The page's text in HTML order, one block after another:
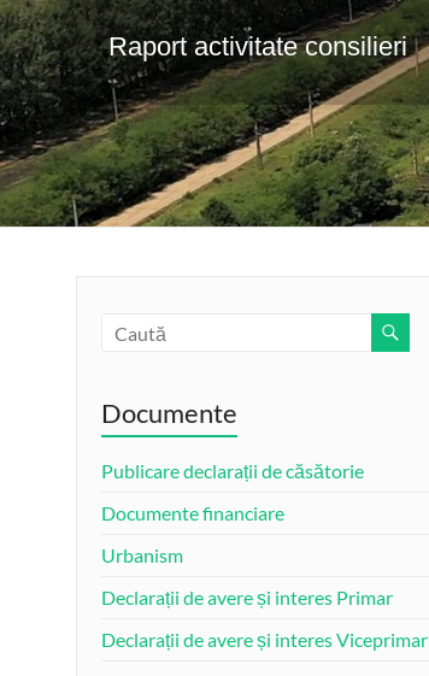
Raport activitate consilieri
Documente
Publicare declarații de căsătorie
Documente financiare
Urbanism
Declarații de avere și interes Primar
Declarații de avere și interes Viceprimar